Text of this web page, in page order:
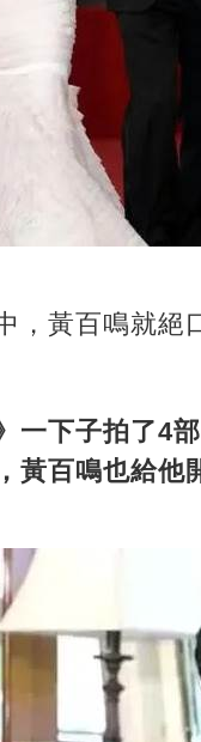
，黃百鳴就絕
一下子拍了4
黃百鳴也給他